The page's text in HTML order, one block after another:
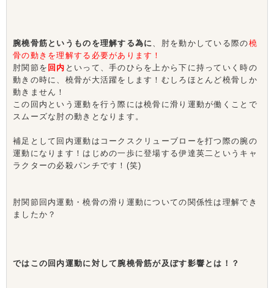
腕橈骨筋というものを理解する為に、肘を動かしている際の橈
骨の動きを理解する必要があります！
肘関節を 回内 といって、手のひらを上から下に持っていく時の
動きの時に、橈骨が大活躍をします！むしろほとんど橈骨しか
動きません！
この回内という運動を行う際には橈骨に滑り運動が働くことで
スムーズな肘の動きとなります。
補足として回内運動はコークスクリューブローを打つ際の腕の
運動になります！はじめの一歩に登場する伊達英二というキャ
ラクターの必殺パンチです！(笑)
肘関節回内運動・橈骨の滑り運動についての関係性は理解でき
ましたか？
ではこの回内運動に対して腕橈骨筋が及ぼす影響とは！？